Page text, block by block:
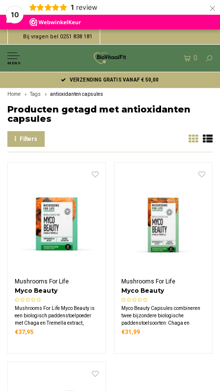
10
1 review ×
Bij vragen bel 0251 838 181
MENU
0
VERZENDING GRATIS VANAF € 50,00
Home Tags antioxidanten capsules
Producten getagd met antioxidanten
capsules
Filters
Mushrooms For Life
Myco Beauty
Paddenstoelen Poeder
Bio
Mushrooms For Life Myco Beauty is
een biologisch paddenstoelpoeder
met Chaga en Tremella extract,
zorgvuldig samengesteld voor
€37,95
Mushrooms For Life
Myco Beauty
Paddenstoelen
Capsules Bio
Myco Beauty Capsules combineren
twee bijzondere biologische
paddenstoelsoorten: Chaga en
Tremella. Deze zorgvuldig
€31,99